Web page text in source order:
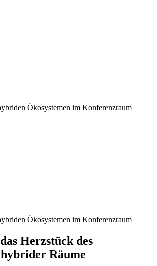
Ökosystemen im Konferenzraum
Ökosystemen im Konferenzraum
Herzstück des
Räume